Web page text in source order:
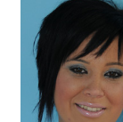
Martínez
Ruiz
(Administración/
Atención